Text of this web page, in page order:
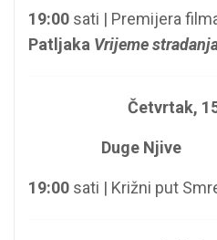
19:00 sati | Premijera
Patljaka Vrijeme
Četvrtak,
Duge Njive
19:00 sati | Križni put